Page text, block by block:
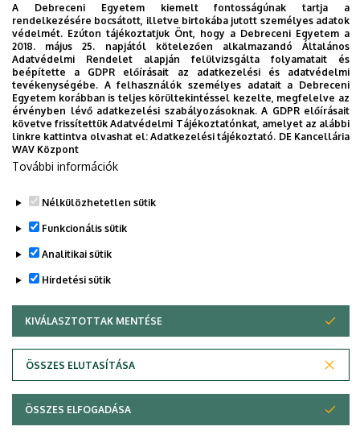
DE_Adatmódositás_Neptunban_2023.docx
HAK és TO közötti feladatmegosztás_2023.docx
HAK_Adatkezelési tájékoztató_2021.docx
Adatkezelési tájékoztató Neptun
Adatvédelem Adatvédelem
Technikai információk
A Debreceni Egyetem kiemelt fontosságúnak tartja a
rendelkezésére bocsátott, illetve birtokába jutott személyes adatok
védelmét. Ezúton tájékoztatjuk Önt, hogy a Debreceni Egyetem a
2018. május 25. napjától kötelezően alkalmazandó Általános
Adatvédelmi Rendelet alapján felülvizsgálta folyamatait és
beépítette a GDPR előírásait az adatkezelési és adatvédelmi
tevékenységébe. A felhasználók személyes adatait a Debreceni
Egyetem korábban is teljes körültekintéssel kezelte, megfelelve az
érvényben lévő adatkezelési szabályozásoknak. A GDPR előírásait
követve frissítettük Adatvédelmi Tájékoztatónkat, amelyet az alábbi
linkre kattintva olvashat el:Adatkezelési tájékoztató. DE Kancellária
WAV Központ
További információk
Nélkülözhetetlen sütik
Funkcionális sütik
Analitikai sütik
Hirdetési sütik
KIVÁLASZTOTTAK MENTÉSE
ÖSSZES ELUTASÍTÁSA
WITHDRAW CONSENT
ÖSSZES ELFOGADÁSA